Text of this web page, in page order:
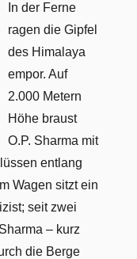
In der Ferne
ragen die Gipfel
des Himalaya
empor. Auf
2.000 Metern
Höhe braust
O.P. Sharma mit
entlang
Wagen sitzt ein
seit zwei
– kurz
die Berge